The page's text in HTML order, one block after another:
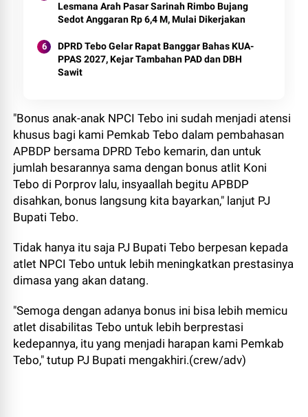
Lesmana Arah Pasar Sarinah Rimbo Bujang
Sedot Anggaran Rp 6,4 M, Mulai Dikerjakan
DPRD Tebo Gelar Rapat Banggar Bahas KUA-
PPAS 2027, Kejar Tambahan PAD dan DBH
Sawit
"Bonus anak-anak NPCI Tebo ini sudah menjadi atensi
khusus bagi kami Pemkab Tebo dalam pembahasan
APBDP bersama DPRD Tebo kemarin, dan untuk
jumlah besarannya sama dengan bonus atlit Koni
Tebo di Porprov lalu, insyaallah begitu APBDP
disahkan, bonus langsung kita bayarkan," lanjut PJ
Bupati Tebo.
Tidak hanya itu saja PJ Bupati Tebo berpesan kepada
atlet NPCI Tebo untuk lebih meningkatkan prestasinya
dimasa yang akan datang.
"Semoga dengan adanya bonus ini bisa lebih memicu
atlet disabilitas Tebo untuk lebih berprestasi
kedepannya, itu yang menjadi harapan kami Pemkab
Tebo," tutup PJ Bupati mengakhiri.(crew/adv)